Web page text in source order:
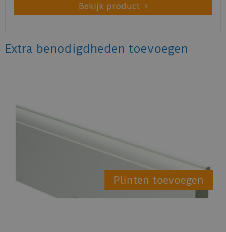
Bekijk product
Extra benodigdheden toevoegen
Plinten toevoegen